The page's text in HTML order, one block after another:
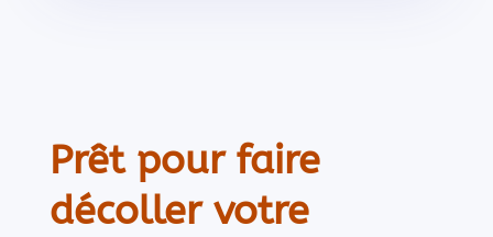
Prêt pour faire
décoller votre